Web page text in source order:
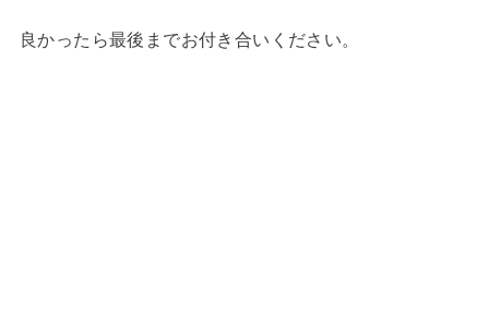
良かったら最後までお付き合いください。